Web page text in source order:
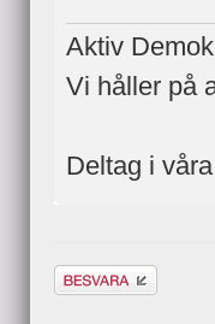
Aktiv
Vi håller på
Deltag i
Besvara